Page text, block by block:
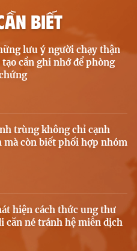
BIẾT
lưu ý người chạy thận
cần ghi nhớ để phòng
trùng không chỉ cạnh
mà còn biết phối hợp nhóm
hiện cách thức ung thư
căn né tránh hệ miễn dịch